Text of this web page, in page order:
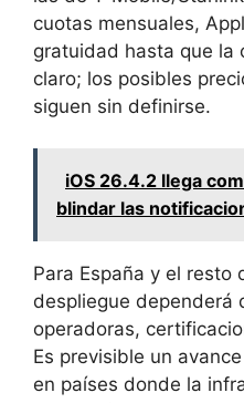
cuotas mensuales,
gratuidad hasta que la
claro; los posibles
siguen sin definirse.
iOS 26.4.2 llega
blindar las
Para España y el resto
despliegue dependerá
operadoras,
Es previsible un
en países donde la